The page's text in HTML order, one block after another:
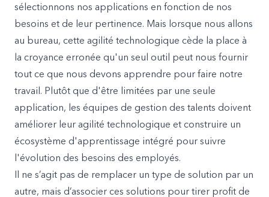
sélectionnons nos applications en fonction de nos
besoins et de leur pertinence. Mais lorsque nous allons
au bureau, cette agilité technologique cède la place à
la croyance erronée qu'un seul outil peut nous fournir
tout ce que nous devons apprendre pour faire notre
travail. Plutôt que d'être limitées par une seule
application, les équipes de gestion des talents doivent
améliorer leur agilité technologique et construire un
écosystème d'apprentissage intégré pour suivre
l'évolution des besoins des employés.
Il ne s’agit pas de remplacer un type de solution par un
autre, mais d’associer ces solutions pour tirer profit de